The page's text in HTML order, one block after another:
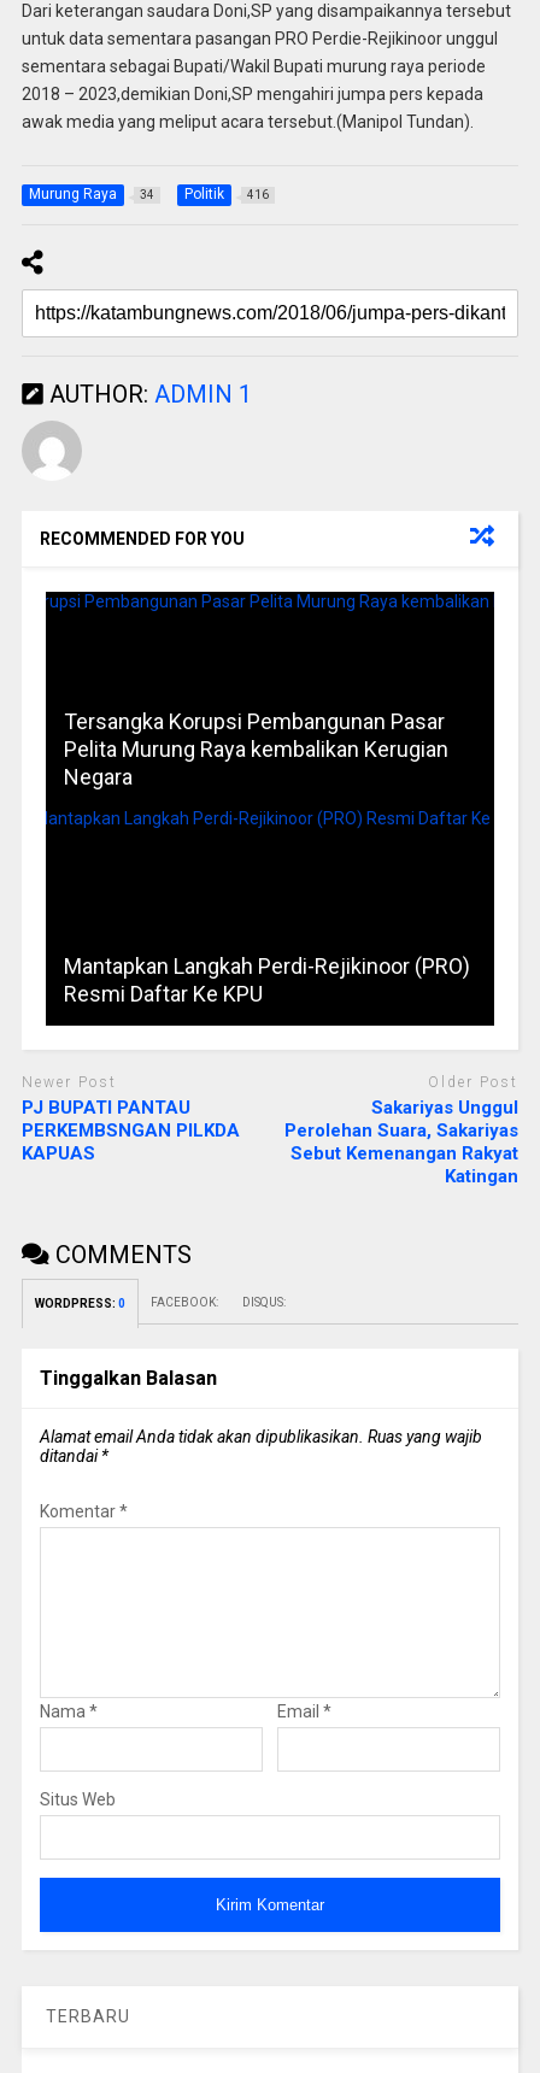
Dari keterangan saudara Doni,SP yang disampaikannya tersebut
untuk data sementara pasangan PRO Perdie-Rejikinoor unggul
sementara sebagai Bupati/Wakil Bupati murung raya periode
2018 – 2023,demikian Doni,SP mengahiri jumpa pers kepada
awak media yang meliput acara tersebut.(Manipol Tundan).
Murung Raya 34 Politik 416
AUTHOR: ADMIN 1
RECOMMENDED FOR YOU
Tersangka Korupsi Pembangunan Pasar
Pelita Murung Raya kembalikan Kerugian
Negara
Mantapkan Langkah Perdi-Rejikinoor (PRO)
Resmi Daftar Ke KPU
Newer Post
PJ BUPATI PANTAU
PERKEMBSNGAN PILKDA
KAPUAS
Older Post
Sakariyas Unggul
Perolehan Suara, Sakariyas
Sebut Kemenangan Rakyat
Katingan
COMMENTS
WORDPRESS: 0 FACEBOOK: DISQUS:
Tinggalkan Balasan
Alamat email Anda tidak akan dipublikasikan. Ruas yang wajib
ditandai*
Komentar*
Nama * Email *
Situs Web
TERBARU